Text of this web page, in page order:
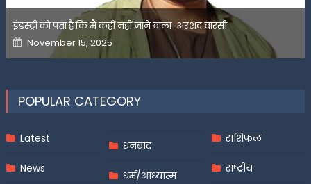
इंडस्ट्री को पता है कि मैं कहीं नहीं जाने वाला-अरशद वारसी
Posted
on
November 15, 2025
POPULAR CATEGORY
Latest
News
धनबाद
धर्म/आध्यात्म
राशिफल
राष्ट्रीय